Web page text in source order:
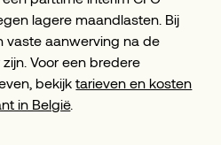
lagere maandlasten. Bij
vaste aanwerving na de
Voor een bredere
bekijktarieven en kosten
in België.